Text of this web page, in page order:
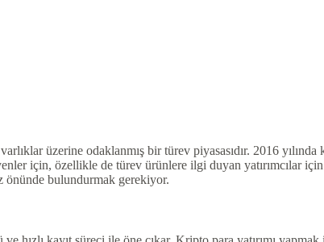
üzerine odaklanmış bir türev piyasasıdır. 2016
için, özellikle de türev ürünlere ilgi duyan yatırımcılar
önünde bulundurmak gerekiyor.